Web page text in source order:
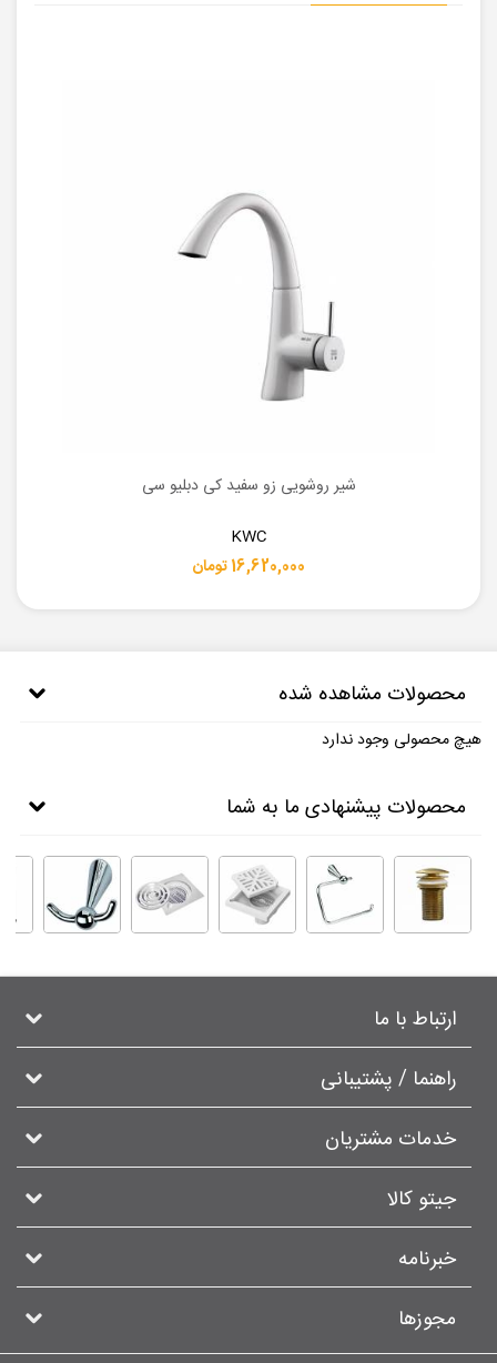
شیر روشویی زو سفید کی دبلیو سی
KWC
16,620,000 تومان
محصولات مشاهده شده
هیچ محصولی وجود ندارد
محصولات پیشنهادی ما به شما
ارتباط با ما
راهنما / پشتیبانی
خدمات مشتریان
جیتو کالا
خبرنامه
مجوزها